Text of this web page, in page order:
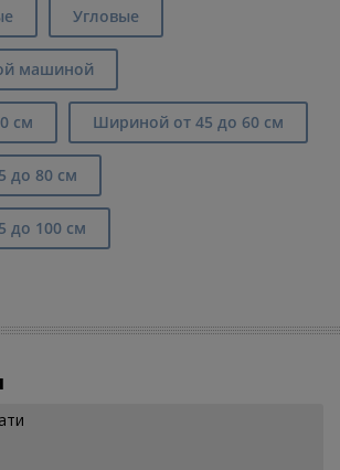
Угловые
машиной
см Шириной от 45 до 60 см
до 80 см
до 100 см